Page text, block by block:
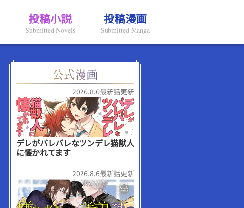
投稿小説
Submitted Novels
投稿漫画
Submitted Manga
2026.8.6最新話更新
デレがバレバレなツンデレ猫獣人
に懐かれてます
2026.8.6最新話更新